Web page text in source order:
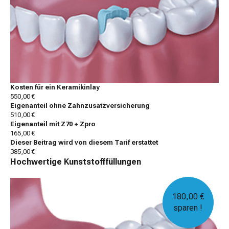
Kosten für ein Keramikinlay
550,00 €
Eigenanteil ohne Zahnzusatzversicherung
510,00 €
Eigenanteil mit Z70 + Zpro
165,00 €
Dieser Beitrag wird von diesem Tarif erstattet
385,00 €
Hochwertige Kunststofffüllungen
180,00 €
sparen !